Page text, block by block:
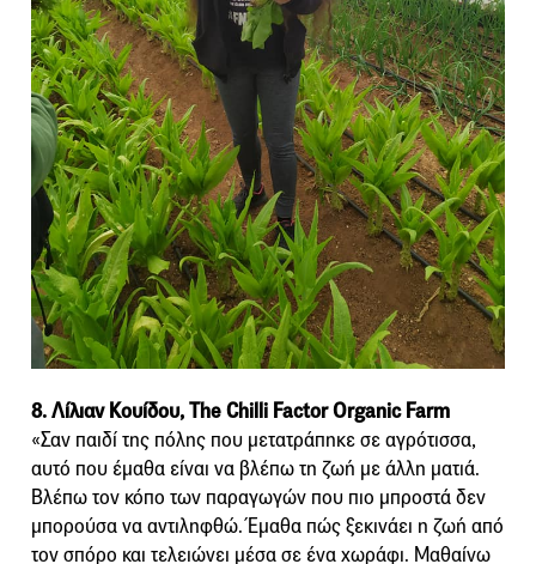
8. Λίλιαν Κουίδου, The Chilli Factor Organic Farm
«Σαν παιδί της πόλης που μετατράπηκε σε αγρότισσα,
αυτό που έμαθα είναι να βλέπω τη ζωή με άλλη ματιά.
Βλέπω τον κόπο των παραγωγών που πιο μπροστά δεν
μπορούσα να αντιληφθώ. Έμαθα πώς ξεκινάει η ζωή από
τον σπόρο και τελειώνει μέσα σε ένα χωράφι. Μαθαίνω